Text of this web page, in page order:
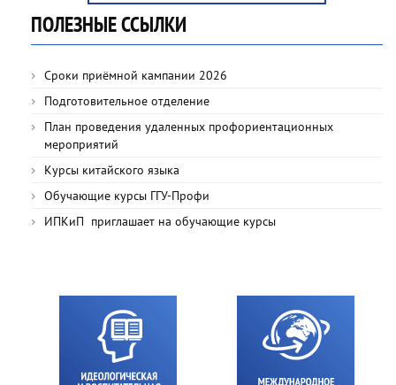
ПОЛЕЗНЫЕ ССЫЛКИ
Сроки приёмной кампании 2026
Подготовительное отделение
План проведения удаленных профориентационных
мероприятий
Курсы китайского языка
Обучающие курсы ГГУ-Профи
ИПКиП приглашает на обучающие курсы